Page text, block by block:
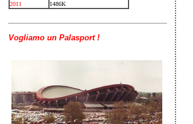
2011
1486K
Vogliamo un Palasport !